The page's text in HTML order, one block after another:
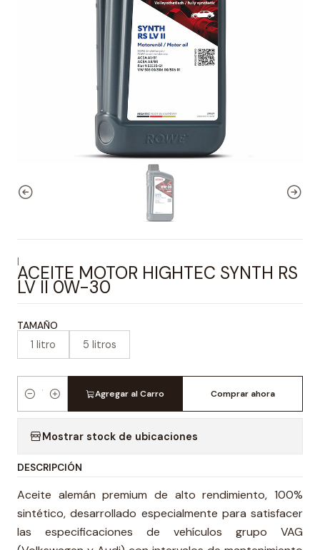
|
ACEITE MOTOR HIGHTEC SYNTH RS
LV II 0W-30
TAMAÑO
1 litro 5 litros
Cantidad
Agregar al Carro Comprar ahora
Mostrar stock de ubicaciones
DESCRIPCIÓN
Aceite alemán premium de alto rendimiento, 100%
sintético, desarrollado especialmente para satisfacer
las especificaciones de vehículos grupo VAG